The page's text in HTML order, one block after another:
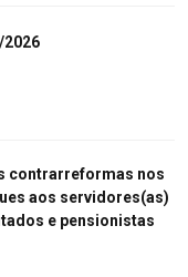
2026
contrarreformas nos
aos servidores(as)
e pensionistas